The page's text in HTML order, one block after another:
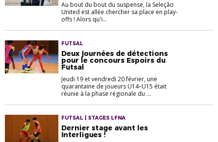
Au bout du bout du suspense, la Seleção
United est allée chercher sa place en play-
offs ! Alors qu'i...
FUTSAL
Deux journées de détections
pour le concours Espoirs du
Futsal
Jeudi 19 et vendredi 20 février, une
quarantaine de joueurs U14–U15 était
réunie à la phase régionale du ...
FUTSAL | STAGES LFNA
Dernier stage avant les
Interligues !